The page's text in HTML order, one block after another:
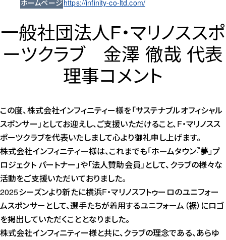
ホームページ https://infinity-co-ltd.com/
一般社団法人F・マリノススポ
ーツクラブ 金澤 徹哉 代表
理事コメント
この度、株式会社インフィニティー様を「サステナブルオフィシャル
スポンサー」としてお迎えし、ご支援いただけること、F・マリノスス
ポーツクラブを代表いたしまして心より御礼申し上げます。
株式会社インフィニティー様は、これまでも「ホームタウン『夢』プ
ロジェクト パートナー」や「法人賛助会員」として、クラブの様々な
活動をご支援いただいておりました。
2025シーズンより新たに横浜F・マリノスフトゥーロのユニフォー
ムスポンサーとして、選手たちが着用するユニフォーム（裾）にロゴ
を掲出していただくこととなりました。
株式会社インフィニティー様と共に、クラブの理念である、あらゆ